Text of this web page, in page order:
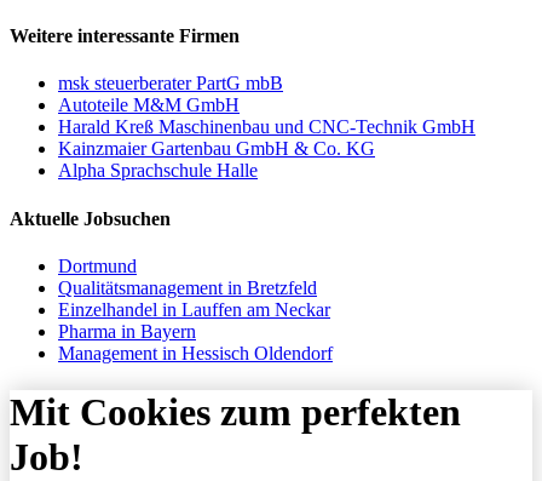
Weitere interessante Firmen
msk steuerberater PartG mbB
Autoteile M&M GmbH
Harald Kreß Maschinenbau und CNC-Technik GmbH
Kainzmaier Gartenbau GmbH & Co. KG
Alpha Sprachschule Halle
Aktuelle Jobsuchen
Dortmund
Qualitätsmanagement in Bretzfeld
Einzelhandel in Lauffen am Neckar
Pharma in Bayern
Management in Hessisch Oldendorf
Mit Cookies zum perfekten
Job!